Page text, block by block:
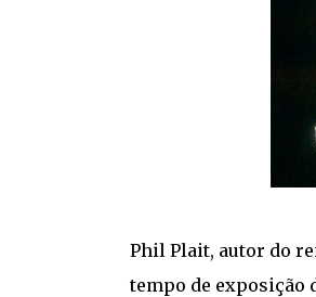
Phil Plait, autor do
tempo de exposição